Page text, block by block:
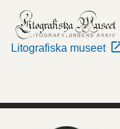
Litografiska museet